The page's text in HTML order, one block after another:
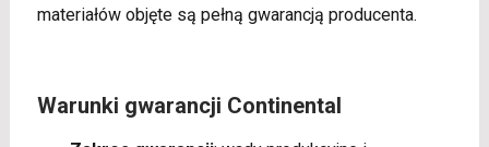
materiałów objęte są pełną gwarancją producenta.
Warunki gwarancji Continental